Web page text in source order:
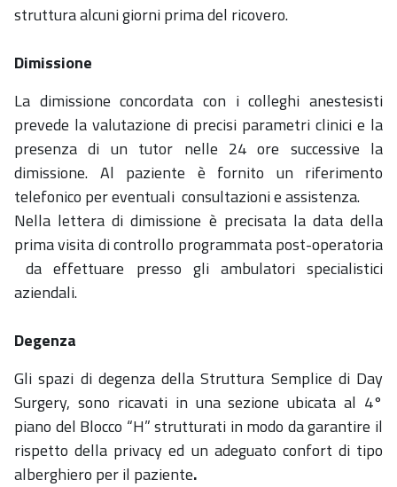
struttura alcuni giorni prima del ricovero.
Dimissione
La dimissione concordata con i colleghi anestesisti
prevede la valutazione di precisi parametri clinici e la
presenza di un tutor nelle 24 ore successive la
dimissione. Al paziente è fornito un riferimento
telefonico per eventuali consultazioni e assistenza.
Nella lettera di dimissione è precisata la data della
prima visita di controllo programmata post-operatoria
da effettuare presso gli ambulatori specialistici
aziendali.
Degenza
Gli spazi di degenza della Struttura Semplice di Day
Surgery, sono ricavati in una sezione ubicata al 4°
piano del Blocco “H” strutturati in modo da garantire il
rispetto della privacy ed un adeguato confort di tipo
alberghiero per il paziente.